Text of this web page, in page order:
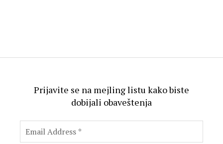
Prijavite se na mejling listu kako biste
dobijali obaveštenja